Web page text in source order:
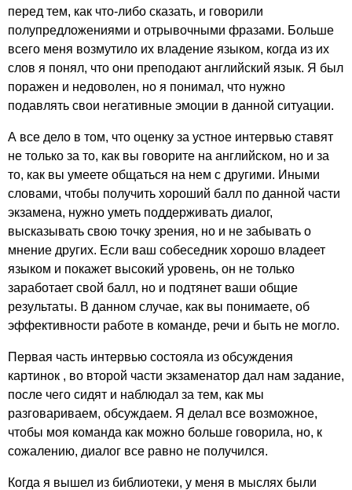
перед тем, как что-либо сказать, и говорили
полупредложениями и отрывочными фразами. Больше
всего меня возмутило их владение языком, когда из их
слов я понял, что они преподают английский язык. Я был
поражен и недоволен, но я понимал, что нужно
подавлять свои негативные эмоции в данной ситуации.
А все дело в том, что оценку за устное интервью ставят
не только за то, как вы говорите на английском, но и за
то, как вы умеете общаться на нем с другими. Иными
словами, чтобы получить хороший балл по данной части
экзамена, нужно уметь поддерживать диалог,
высказывать свою точку зрения, но и не забывать о
мнение других. Если ваш собеседник хорошо владеет
языком и покажет высокий уровень, он не только
заработает свой балл, но и подтянет ваши общие
результаты. В данном случае, как вы понимаете, об
эффективности работе в команде, речи и быть не могло.
Первая часть интервью состояла из обсуждения
картинок , во второй части экзаменатор дал нам задание,
после чего сидят и наблюдал за тем, как мы
разговариваем, обсуждаем. Я делал все возможное,
чтобы моя команда как можно больше говорила, но, к
сожалению, диалог все равно не получился.
Когда я вышел из библиотеки, у меня в мыслях были